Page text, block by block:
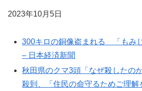
2023年10月5日
300キロの銅像盗まれる 「もみ
– 日本経済新聞
秋田県のクマ3頭「なぜ殺した
殺到、「住民の命守るためご理解